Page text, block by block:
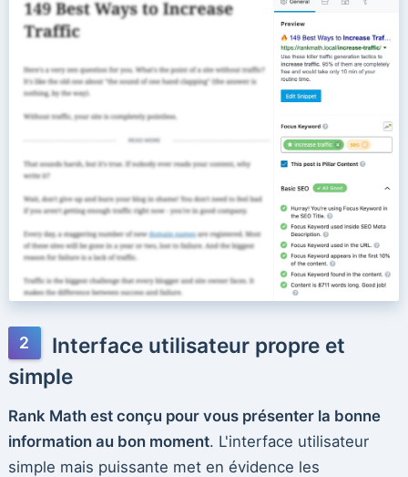
Interface utilisateur propre et
simple
Rank Math est conçu pour vous présenter la bonne
information au bon moment. L'interface utilisateur
simple mais puissante met en évidence les